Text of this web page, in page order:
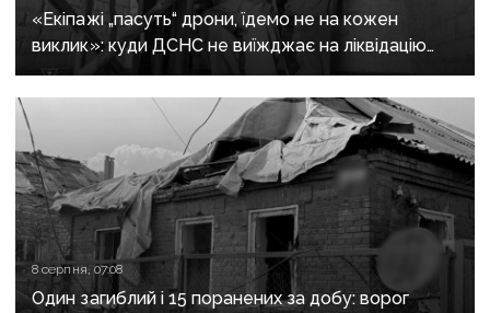
«Екіпажі „пасуть“ дрони, їдемо не на кожен
виклик»: куди ДСНС не виїжджає на ліквідацію
надзвичайних ситуацій у Краматорську
та Слов’янську
8 серпня, 07:08
Один загиблий і 15 поранених за добу: ворог